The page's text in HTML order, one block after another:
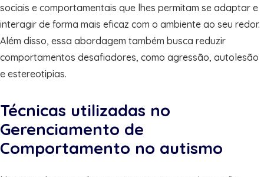
sociais e comportamentais que lhes permitam se adaptar e
interagir de forma mais eficaz com o ambiente ao seu redor.
Além disso, essa abordagem também busca reduzir
comportamentos desafiadores, como agressão, autolesão
e estereotipias.
Técnicas utilizadas no
Gerenciamento de
Comportamento no autismo